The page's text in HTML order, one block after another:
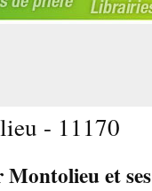
- 11170
et